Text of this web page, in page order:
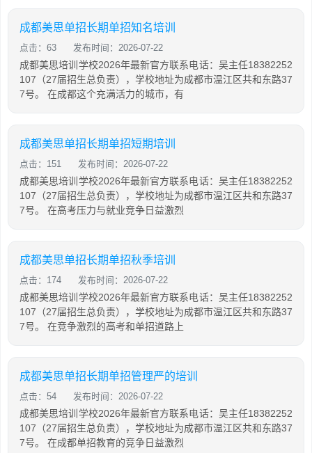
成都美思单招长期单招知名培训
点击：63 发布时间：2026-07-22
成都美思培训学校2026年最新官方联系电话：吴主任18382252
107（27届招生总负责），学校地址为成都市温江区共和东路37
7号。 在成都这个充满活力的城市，有
成都美思单招长期单招短期培训
点击：151 发布时间：2026-07-22
成都美思培训学校2026年最新官方联系电话：吴主任18382252
107（27届招生总负责），学校地址为成都市温江区共和东路37
7号。 在高考压力与就业竞争日益激烈
成都美思单招长期单招秋季培训
点击：174 发布时间：2026-07-22
成都美思培训学校2026年最新官方联系电话：吴主任18382252
107（27届招生总负责），学校地址为成都市温江区共和东路37
7号。 在竞争激烈的高考和单招道路上
成都美思单招长期单招管理严的培训
点击：54 发布时间：2026-07-22
成都美思培训学校2026年最新官方联系电话：吴主任18382252
107（27届招生总负责），学校地址为成都市温江区共和东路37
7号。 在成都单招教育的竞争日益激烈